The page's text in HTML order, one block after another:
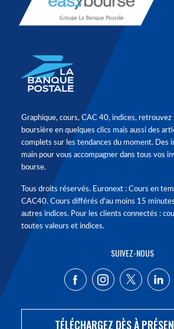
Graphique, cours, CAC 40, indices,
boursière en quelques clics mais aussi des
complets sur les tendances du moment. Des
main pour vous accompagner dans tous vos
bourse.
Tous droits réservés. Euronext : Cours en
CAC40. Cours différés d'au moins 15
autres indices. Pour les clients connectés :
toutes valeurs et indices.
SUIVEZ-NOUS
TÉLÉCHARGEZ DÈS À